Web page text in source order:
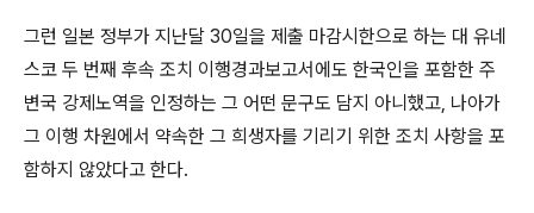
그런 일본 정부가 지난달 30일을 제출 마감시한으로 하는 대 유네
스코 두 번째 후속 조치 이행경과보고서에도 한국인을 포함한 주
변국 강제노역을 인정하는 그 어떤 문구도 담지 아니했고, 나아가
그 이행 차원에서 약속한 그 희생자를 기리기 위한 조치 사항을 포
함하지 않았다고 한다.